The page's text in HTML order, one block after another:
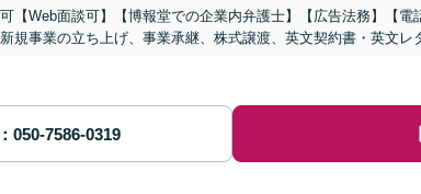
【Web面談可】【博報堂での企業内弁護士】【広告法務】【
規事業の立ち上げ、事業承継、株式譲渡、英文契約書・英文レ